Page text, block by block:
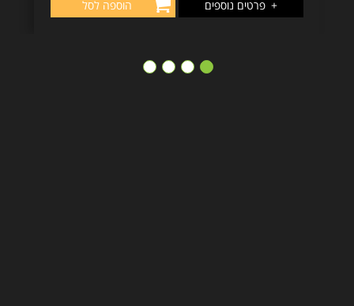
+ פרטים נוספים הוספה לסל